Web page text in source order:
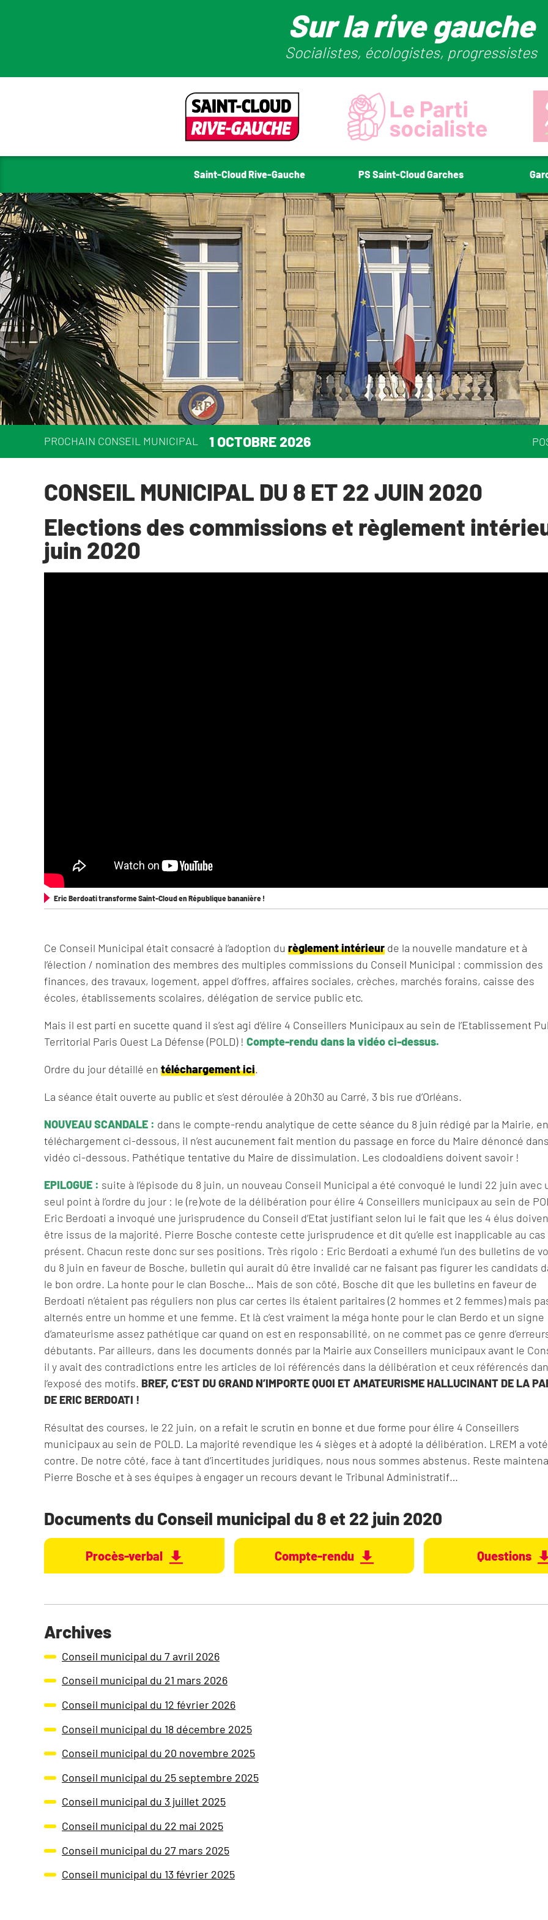
Sur la rive gauche
Socialistes, écologistes, progressistes
Saint-Cloud Rive-Gauche PS Saint-Cloud Garches
PROCHAIN CONSEIL MUNICIPAL 1 OCTOBRE 2026
CONSEIL MUNICIPAL DU 8 ET 22 JUIN 2020
Elections des commissions et règlement
juin 2020
Eric Berdoati transforme Saint-Cloud en République bananière !
Ce Conseil Municipal était consacré à l’adoption du règlement intérieur de la nouvelle mandature et à
l’élection / nomination des membres des multiples commissions du Conseil Municipal : commission des
finances, des travaux, logement, appel d’offres, affaires sociales, crèches, marchés forains, caisse des
écoles, établissements scolaires, délégation de service public etc.
Mais il est parti en sucette quand il s’est agi d’élire 4 Conseillers Municipaux au sein de l’Etablissement
Territorial Paris Ouest La Défense (POLD) ! Compte-rendu dans la vidéo ci-dessus.
Ordre du jour détaillé en téléchargement ici.
La séance était ouverte au public et s’est déroulée à 20h30 au Carré, 3 bis rue d’Orléans.
NOUVEAU SCANDALE : dans le compte-rendu analytique de cette séance du 8 juin rédigé par la Mairie, en
téléchargement ci-dessous, il n’est aucunement fait mention du passage en force du Maire dénoncé
vidéo ci-dessous. Pathétique tentative du Maire de dissimulation. Les clodoaldiens doivent savoir !
EPILOGUE : suite à l’épisode du 8 juin, un nouveau Conseil Municipal a été convoqué le lundi 22 juin avec
seul point à l’ordre du jour : le (re)vote de la délibération pour élire 4 Conseillers municipaux au sein de
Eric Berdoati a invoqué une jurisprudence du Conseil d’Etat justifiant selon lui le fait que les 4 élus
être issus de la majorité. Pierre Bosche conteste cette jurisprudence et dit qu’elle est inapplicable au cas
présent. Chacun reste donc sur ses positions. Très rigolo : Eric Berdoati a exhumé l’un des bulletins de
du 8 juin en faveur de Bosche, bulletin qui aurait dû être invalidé car ne faisant pas figurer les candidats
le bon ordre. La honte pour le clan Bosche… Mais de son côté, Bosche dit que les bulletins en faveur de
Berdoati n’étaient pas réguliers non plus car certes ils étaient paritaires (2 hommes et 2 femmes) mais
alternés entre un homme et une femme. Et là c’est vraiment la méga honte pour le clan Berdo et un signe
d’amateurisme assez pathétique car quand on est en responsabilité, on ne commet pas ce genre
débutants. Par ailleurs, dans les documents donnés par la Mairie aux Conseillers municipaux avant le
il y avait des contradictions entre les articles de loi référencés dans la délibération et ceux référencés
l’exposé des motifs. BREF, C’EST DU GRAND N’IMPORTE QUOI ET AMATEURISME HALLUCINANT DE LA
DE ERIC BERDOATI !
Résultat des courses, le 22 juin, on a refait le scrutin en bonne et due forme pour élire 4 Conseillers
municipaux au sein de POLD. La majorité revendique les 4 sièges et à adopté la délibération. LREM a voté
contre. De notre côté, face à tant d’incertitudes juridiques, nous nous sommes abstenus. Reste
Pierre Bosche et à ses équipes à engager un recours devant le Tribunal Administratif…
Documents du Conseil municipal du 8 et 22 juin 2020
Procès-verbal Compte-rendu Questions
Archives
Conseil municipal du 7 avril 2026
Conseil municipal du 21 mars 2026
Conseil municipal du 12 février 2026
Conseil municipal du 18 décembre 2025
Conseil municipal du 20 novembre 2025
Conseil municipal du 25 septembre 2025
Conseil municipal du 3 juillet 2025
Conseil municipal du 22 mai 2025
Conseil municipal du 27 mars 2025
Conseil municipal du 13 février 2025